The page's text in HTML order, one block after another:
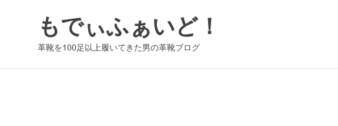
もでぃふぁいど！
革靴を100足以上履いてきた男の革靴ブログ